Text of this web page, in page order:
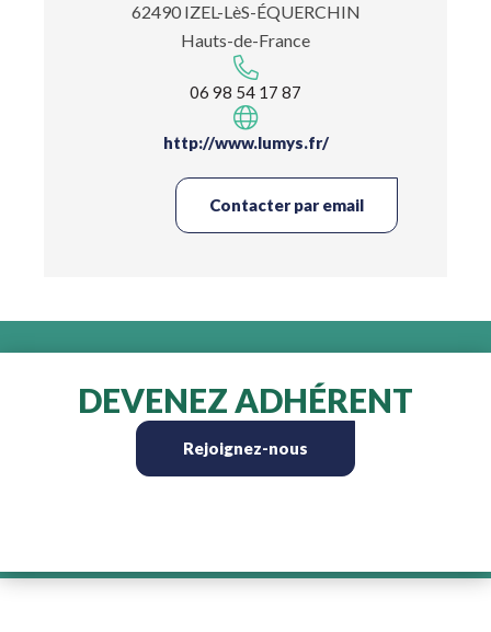
62490 IZEL-LèS-ÉQUERCHIN
Hauts-de-France
06 98 54 17 87
http://www.lumys.fr/
Contacter par email
DEVENEZ ADHÉRENT
Rejoignez-nous